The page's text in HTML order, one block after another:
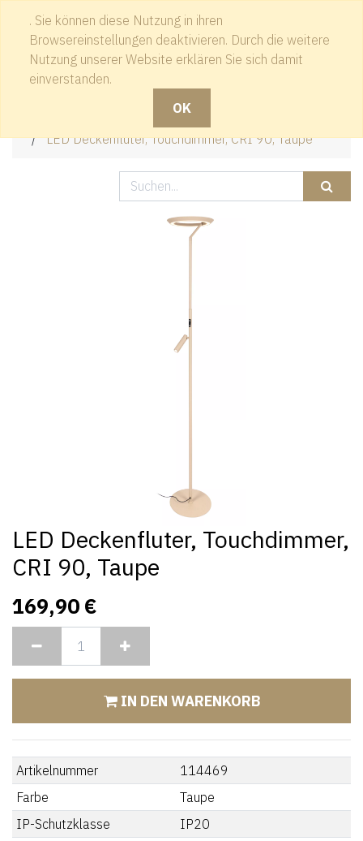
. Sie können diese Nutzung in ihren
Browsereinstellungen deaktivieren. Durch die weitere
Nutzung unserer Website erklären Sie sich damit
einverstanden.
OK
Kontakt
LED Deckenfluter, Touchdimmer, CRI 90, Taupe
LED Deckenfluter, Touchdimmer,
CRI 90, Taupe
169,90 €
IN DEN WARENKORB
Artikelnummer
114469
Farbe
Taupe
IP-Schutzklasse
IP20